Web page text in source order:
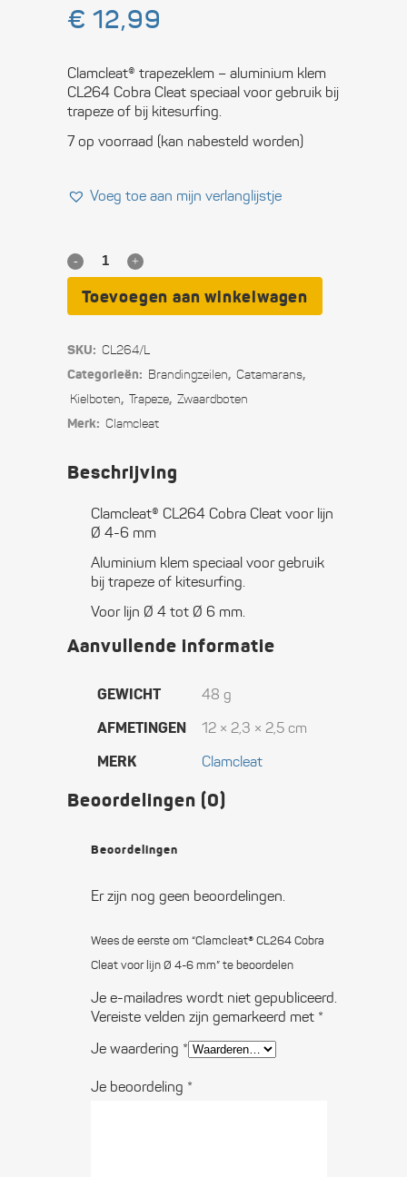
€ 12,99
Clamcleat® trapezeklem – aluminium klem
CL264 Cobra Cleat speciaal voor gebruik bij
trapeze of bij kitesurfing.
7 op voorraad (kan nabesteld worden)
Voeg toe aan mijn verlanglijstje
Clamcleat®
CL264
Cleat
voor
lijn
quantity
Toevoegen aan winkelwagen
SKU: CL264/L
Categorieën: Branding­­­zeilen, Catamarans,
Kielboten, Trapeze, Zwaard­boten
Merk: Clamcleat
Beschrijving
Clamcleat® CL264 Cobra Cleat voor lijn
Ø 4-6 mm
Aluminium klem speciaal voor gebruik
bij trapeze of kitesurfing.
Voor lijn Ø 4 tot Ø 6 mm.
Aanvullende informatie
GEWICHT 48 g
AFMETINGEN 12 × 2,3 × 2,5 cm
MERK Clamcleat
Beoordelingen (0)
Beoordelingen
Er zijn nog geen beoordelingen.
Wees de eerste om “Clamcleat® CL264 Cobra
Cleat voor lijn Ø 4-6 mm” te beoordelen
Je e-mailadres wordt niet gepubliceerd.
Vereiste velden zijn gemarkeerd met *
Je waardering *
Je beoordeling *